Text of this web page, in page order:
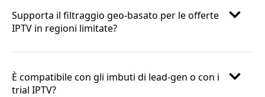
Supporta il filtraggio geo-basato per le offerte
IPTV in regioni limitate?
È compatibile con gli imbuti di lead-gen o con i
trial IPTV?